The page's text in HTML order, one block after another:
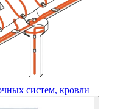
систем, кровли